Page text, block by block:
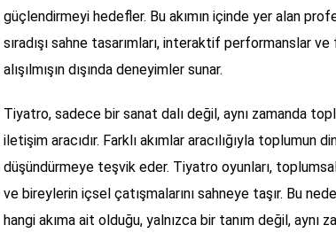
güçlendirmeyi hedefler. Bu akımın içinde yer alan
sıradışı sahne tasarımları, interaktif performanslar
alışılmışın dışında deneyimler sunar.
Tiyatro, sadece bir sanat dalı değil, aynı zamanda
iletişim aracıdır. Farklı akımlar aracılığıyla toplumun
düşündürmeye teşvik eder. Tiyatro oyunları,
ve bireylerin içsel çatışmalarını sahneye taşır. Bu
hangi akıma ait olduğu, yalnızca bir tanım değil, aynı